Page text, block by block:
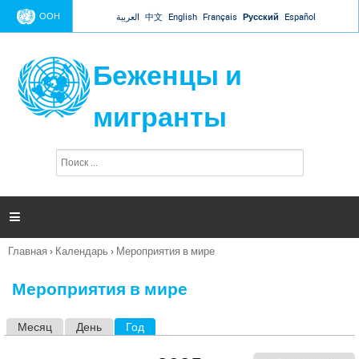
Jump to navigation
ООН العربية 中文 English Français Русский Español
Беженцы и
мигранты
п
и

Вы
Главная › Календарь › Мероприятия в мире
Мероприятия в мире
Месяц День Год